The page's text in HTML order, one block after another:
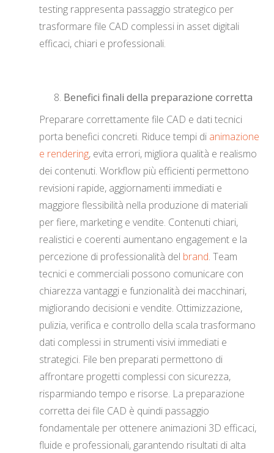
testing rappresenta passaggio strategico per
trasformare file CAD complessi in asset digitali
efficaci, chiari e professionali.
Benefici finali della preparazione corretta
Preparare correttamente file CAD e dati tecnici
porta benefici concreti. Riduce tempi di animazione
e rendering, evita errori, migliora qualità e realismo
dei contenuti. Workflow più efficienti permettono
revisioni rapide, aggiornamenti immediati e
maggiore flessibilità nella produzione di materiali
per fiere, marketing e vendite. Contenuti chiari,
realistici e coerenti aumentano engagement e la
percezione di professionalità del brand. Team
tecnici e commerciali possono comunicare con
chiarezza vantaggi e funzionalità dei macchinari,
migliorando decisioni e vendite. Ottimizzazione,
pulizia, verifica e controllo della scala trasformano
dati complessi in strumenti visivi immediati e
strategici. File ben preparati permettono di
affrontare progetti complessi con sicurezza,
risparmiando tempo e risorse. La preparazione
corretta dei file CAD è quindi passaggio
fondamentale per ottenere animazioni 3D efficaci,
fluide e professionali, garantendo risultati di alta